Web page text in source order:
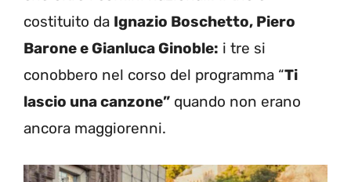
costituito da Ignazio Boschetto, Piero
Barone e Gianluca Ginoble: i tre si
conobbero nel corso del programma “Ti
lascio una canzone” quando non erano
ancora maggiorenni.